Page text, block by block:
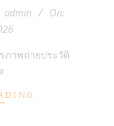
admin
On:
ภาพถ่ายประวัติ